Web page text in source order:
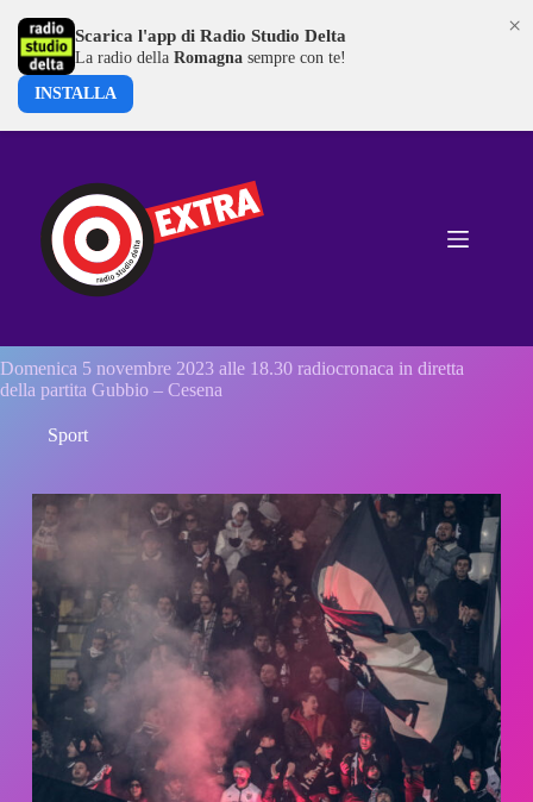
Domenica 5 novembre 2023 alle 18.30 radiocronaca in diretta
della partita Gubbio – Cesena
Sport
×
Scarica l'app di Radio Studio Delta
La radio della Romagna sempre con te!
INSTALLA